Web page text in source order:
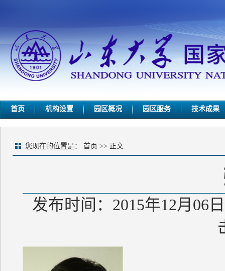
首页 机构设置 园区概况 园区服务 技术成果
您现在的位置是： 首页 >> 正文
发布时间：2015年12月